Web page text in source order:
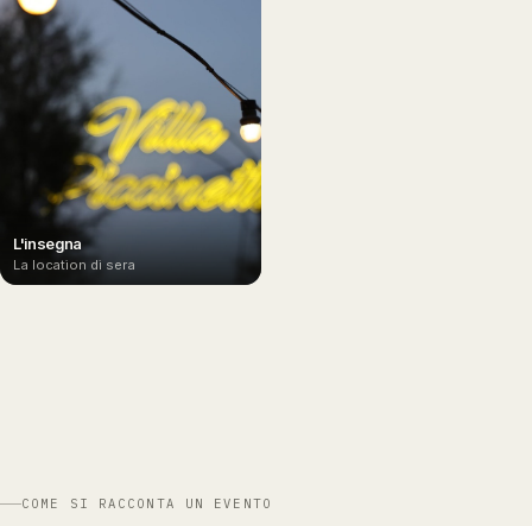
L'insegna
La location di sera
COME SI RACCONTA UN EVENTO